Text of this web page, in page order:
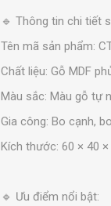
🔹 Thông tin chi tiết
Tên mã sản phẩm:
Chất liệu: Gỗ MDF
Màu sắc: Màu gỗ tự
Gia công: Bo cạnh,
Kích thước: 60 × 40
🔹 Ưu điểm nổi bật: